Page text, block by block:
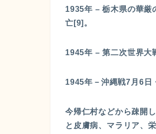
1935年 – 栃木県の華厳
亡[9]。
1945年 – 第二次世界大
1945年－沖縄戦7月6日
今帰仁村などから疎開
と皮膚病、マラリア、